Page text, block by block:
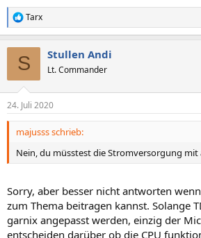
R
e
e
n
Tarx
S Stullen Andi
Lt. Commander
24. Juli 2020
majusss schrieb:
Nein, du müsstest die Stromversorgung mit
Sorry, aber besser nicht antworten
zum Thema beitragen kannst. Solange
garnix angepasst werden, einzig der
entscheiden darüber ob die CPU